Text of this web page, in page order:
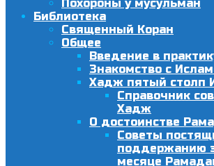
Похороны у мусульман
Библиотека
Священный Коран
Общее
Введение в
Знакомство с
Хадж пятый столп
Справочник
Хадж
О достоинстве
Советы
поддержанию
месяце